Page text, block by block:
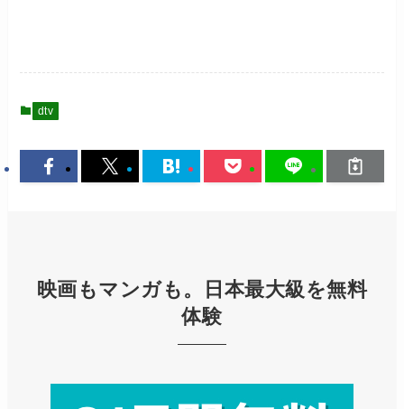
dtv
映画もマンガも。日本最大級を無料
体験